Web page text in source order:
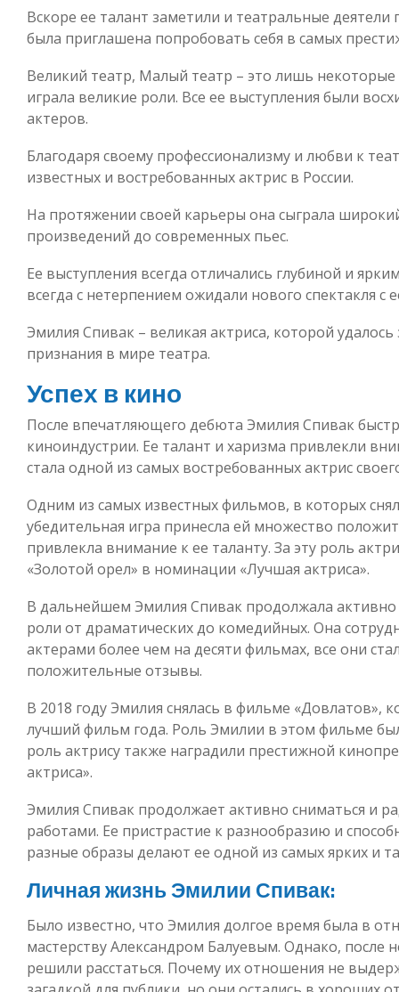
Вскоре ее талант заметили и театральные
была приглашена попробовать себя в самых
Великий театр, Малый театр – это лишь
играла великие роли. Все ее выступления были
актеров.
Благодаря своему профессионализму и любви к
известных и востребованных актрис в России.
На протяжении своей карьеры она сыграла
произведений до современных пьес.
Ее выступления всегда отличались глубиной и
всегда с нетерпением ожидали нового спектакля с
Эмилия Спивак – великая актриса, которой
признания в мире театра.
Успех в кино
После впечатляющего дебюта Эмилия Спивак
киноиндустрии. Ее талант и харизма привлекли
стала одной из самых востребованных актрис
Одним из самых известных фильмов, в которых
убедительная игра принесла ей множество
привлекла внимание к ее таланту. За эту роль
«Золотой орел» в номинации «Лучшая актриса».
В дальнейшем Эмилия Спивак продолжала активно
роли от драматических до комедийных. Она
актерами более чем на десяти фильмах, все они
положительные отзывы.
В 2018 году Эмилия снялась в фильме «Довлатов»,
лучший фильм года. Роль Эмилии в этом фильме
роль актрису также наградили престижной
актриса».
Эмилия Спивак продолжает активно сниматься и
работами. Ее пристрастие к разнообразию и
разные образы делают ее одной из самых ярких и
Личная жизнь Эмилии Спивак:
Было известно, что Эмилия долгое время была в
мастерству Александром Балуевым. Однако, после
решили расстаться. Почему их отношения не